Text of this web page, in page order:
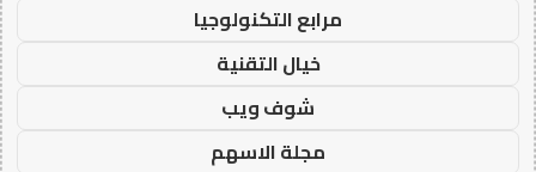
مرابع التكنولوجيا
خيال التقنية
شوف ويب
مجلة الاسهم